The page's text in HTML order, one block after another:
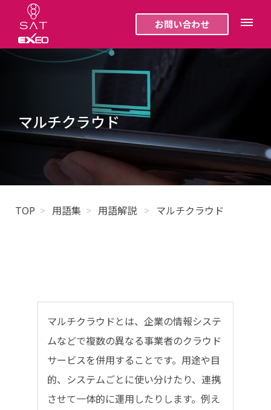
お問い合わせ
マルチクラウド
TOP 用語集 用語解説 マルチクラウド
マルチクラウドとは、企業の情報システ
ムなどで複数の異なる事業者のクラウド
サービスを併用することです。用途や目
的、システムごとに使い分けたり、連携
させて一体的に運用したりします。例え